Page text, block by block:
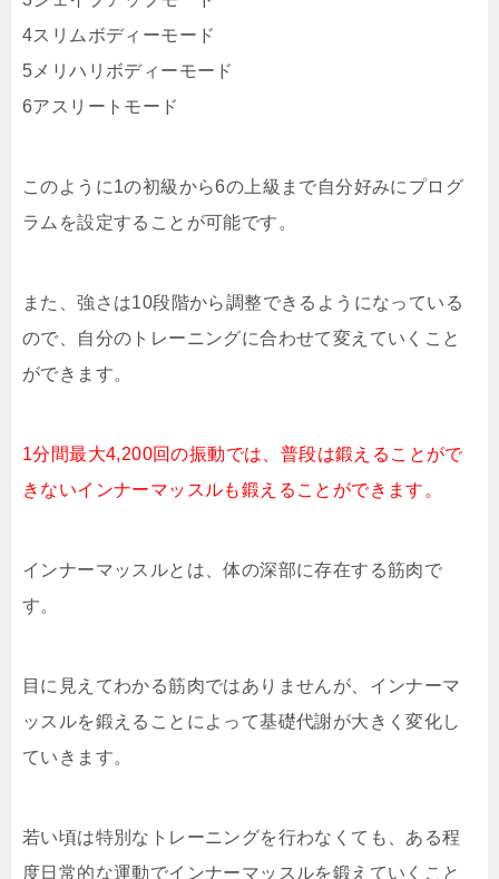
4スリムボディーモード
5メリハリボディーモード
6アスリートモード
このように1の初級から6の上級まで自分好みにプログ
ラムを設定することが可能です。
また、強さは10段階から調整できるようになっている
ので、自分のトレーニングに合わせて変えていくこと
ができます。
1分間最大4,200回の振動では、普段は鍛えることがで
きないインナーマッスルも鍛えることができます。
インナーマッスルとは、体の深部に存在する筋肉で
す。
目に見えてわかる筋肉ではありませんが、インナーマ
ッスルを鍛えることによって基礎代謝が大きく変化し
ていきます。
若い頃は特別なトレーニングを行わなくても、ある程
度日常的な運動でインナーマッスルを鍛えていくこと